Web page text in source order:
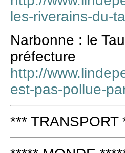
les-riverains-du-
Narbonne : le
préfecture
http://
est-pas-pollue-
*** TRANSPORT